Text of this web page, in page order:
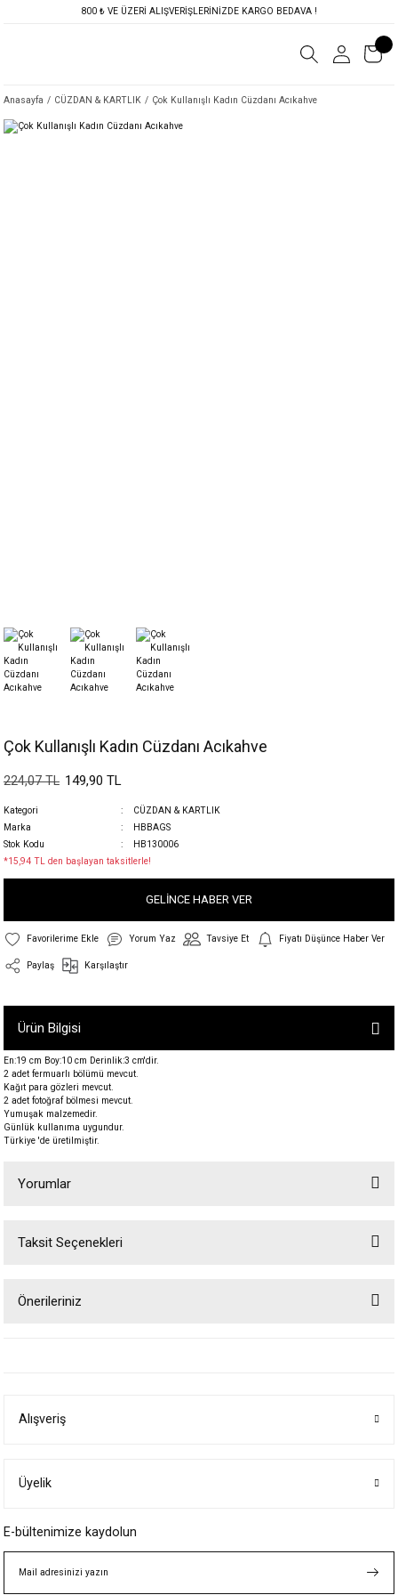
800 ₺ VE ÜZERİ ALIŞVERİŞLERİNİZDE KARGO BEDAVA !
Anasayfa CÜZDAN & KARTLIK Çok Kullanışlı Kadın Cüzdanı Acıkahve
Çok Kullanışlı Kadın Cüzdanı Acıkahve
224,07 TL 149,90 TL
Kategori
CÜZDAN & KARTLIK
Marka
HBBAGS
Stok Kodu
HB130006
*15,94 TL den başlayan taksitlerle!
GELİNCE HABER VER
Yorum Yaz Tavsiye Et Fiyatı Düşünce Haber Ver
Paylaş Karşılaştır
Ürün Bilgisi
En:19 cm Boy:10 cm Derinlik:3 cm'dir.
2 adet fermuarlı bölümü mevcut.
Kağıt para gözleri mevcut.
2 adet fotoğraf bölmesi mevcut.
Yumuşak malzemedir.
Günlük kullanıma uygundur.
Türkiye 'de üretilmiştir.
Yorumlar
Taksit Seçenekleri
Önerileriniz
Ürün bilgilerinde hatalar bulunuyor.
Bu ürüne benzer farklı alternatifler olmalı.
Alışveriş
Üyelik
E-bültenimize kaydolun